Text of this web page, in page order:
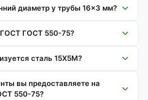
диаметр у трубы 16×3 мм?
ГОСТ ГОСТ 550-75?
сталь 15Х5М?
вы предоставляете на
550-75?